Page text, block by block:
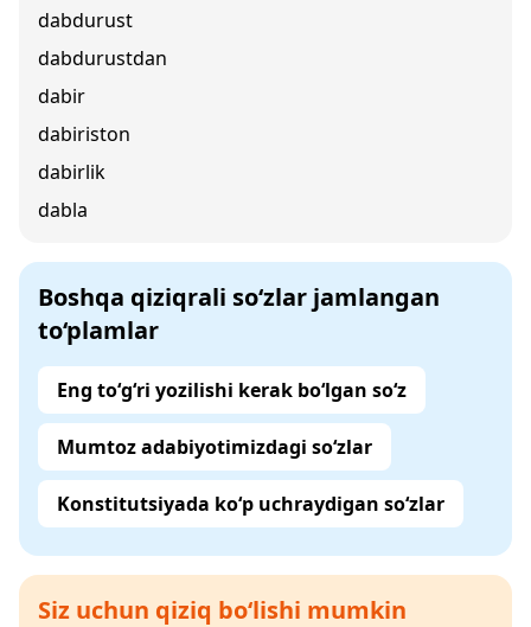
dabdurust
dabdurustdan
dabir
dabiriston
dabirlik
dabla
Boshqa qiziqrali so‘zlar jamlangan
to‘plamlar
Eng to‘g‘ri yozilishi kerak bo‘lgan so‘z
Mumtoz adabiyotimizdagi so‘zlar
Konstitutsiyada ko‘p uchraydigan so‘zlar
Siz uchun qiziq bo‘lishi mumkin